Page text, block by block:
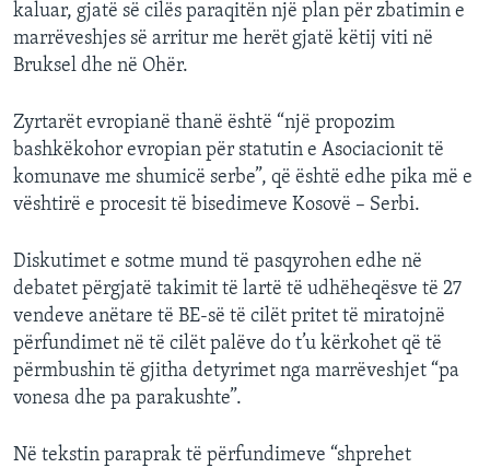
kaluar, gjatë së cilës paraqitën një plan për zbatimin e
marrëveshjes së arritur me herët gjatë këtij viti në
Bruksel dhe në Ohër.
Zyrtarët evropianë thanë është “një propozim
bashkëkohor evropian për statutin e Asociacionit të
komunave me shumicë serbe”, që është edhe pika më e
vështirë e procesit të bisedimeve Kosovë – Serbi.
Diskutimet e sotme mund të pasqyrohen edhe në
debatet përgjatë takimit të lartë të udhëheqësve të 27
vendeve anëtare të BE-së të cilët pritet të miratojnë
përfundimet në të cilët palëve do t’u kërkohet që të
përmbushin të gjitha detyrimet nga marrëveshjet “pa
vonesa dhe pa parakushte”.
Në tekstin paraprak të përfundimeve “shprehet